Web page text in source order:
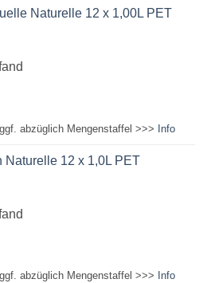
Naturelle 12 x 1,00L PET
abzüglich Mengenstaffel >>> Info
Naturelle 12 x 1,0L PET
abzüglich Mengenstaffel >>> Info